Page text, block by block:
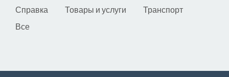
Справка
Товары и услуги
Транспорт
Все